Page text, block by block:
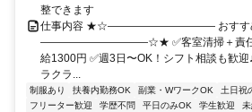
整できます
仕事内容 ★☆―――――――――― おすすめ
――――――――――☆★ ✅客室清掃＋責任
給1300円 ✅週3日〜OK！シフト相談も歓
ラクラ...
制服あり 扶養内勤務OK 副業・WワークOK 土日祝
フリーター歓迎
学歴不問 平日のみOK 学生歓迎